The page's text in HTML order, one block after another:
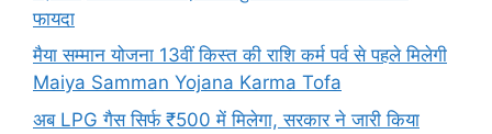
फायदा
मैया सम्मान योजना 13वीं किस्त की राशि कर्म पर्व से पहले मिलेगी
Maiya Samman Yojana Karma Tofa
अब LPG गैस सिर्फ ₹500 में मिलेगा, सरकार ने जारी किया